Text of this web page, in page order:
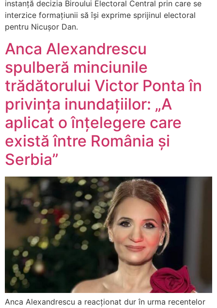
instanță decizia Biroului Electoral Central prin care se
interzice formațiunii să își exprime sprijinul electoral
pentru Nicușor Dan.
Anca Alexandrescu
spulberă minciunile
trădătorului Victor Ponta în
privința inundațiilor: „A
aplicat o înțelegere care
există între România și
Serbia”
Anca Alexandrescu a reacționat dur în urma recentelor